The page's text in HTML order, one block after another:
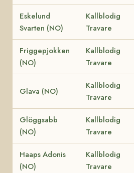
Eskelund
Svarten (NO)
Kallblodig
Travare
Friggepjokken
(NO)
Kallblodig
Travare
Glava (NO)
Kallblodig
Travare
Glöggsabb
(NO)
Kallblodig
Travare
Haaps Adonis
(NO)
Kallblodig
Travare